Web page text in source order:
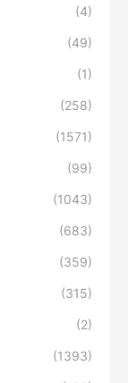
(4)
(49)
(1)
(258)
(1571)
(99)
(1043)
(683)
(359)
(315)
(2)
(1393)